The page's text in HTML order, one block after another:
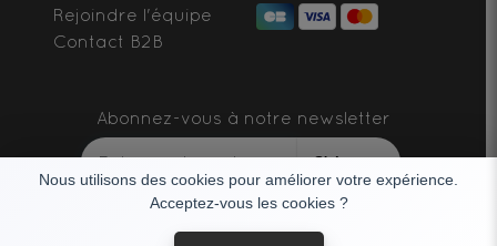
Nous utilisons des cookies pour améliorer votre expérience.
Acceptez-vous les cookies ?
Rejoindre l'équipe
Contact B2B
Abonnez-vous à notre newsletter
S'abonner